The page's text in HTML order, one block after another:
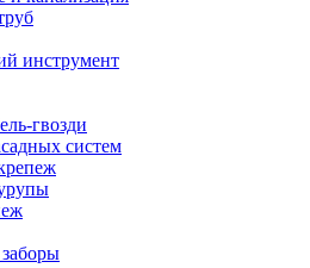
инструмент
гвозди
систем